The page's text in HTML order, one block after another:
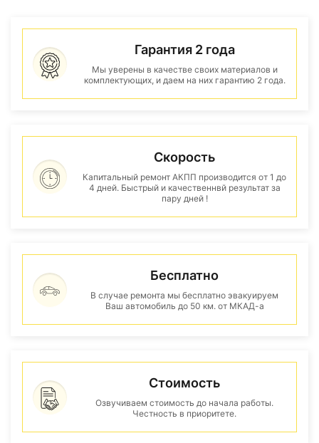
Гарантия 2 года
Мы уверены в качестве своих материалов и
комплектующих, и даем на них гарантию 2 года.
Скорость
Капитальный ремонт АКПП производится от 1 до
4 дней. Быстрый и качественнвй результат за
пару дней !
Бесплатно
В случае ремонта мы бесплатно эвакуируем
Ваш автомобиль до 50 км. от МКАД-а
Стоимость
Озвучиваем стоимость до начала работы.
Честность в приоритете.